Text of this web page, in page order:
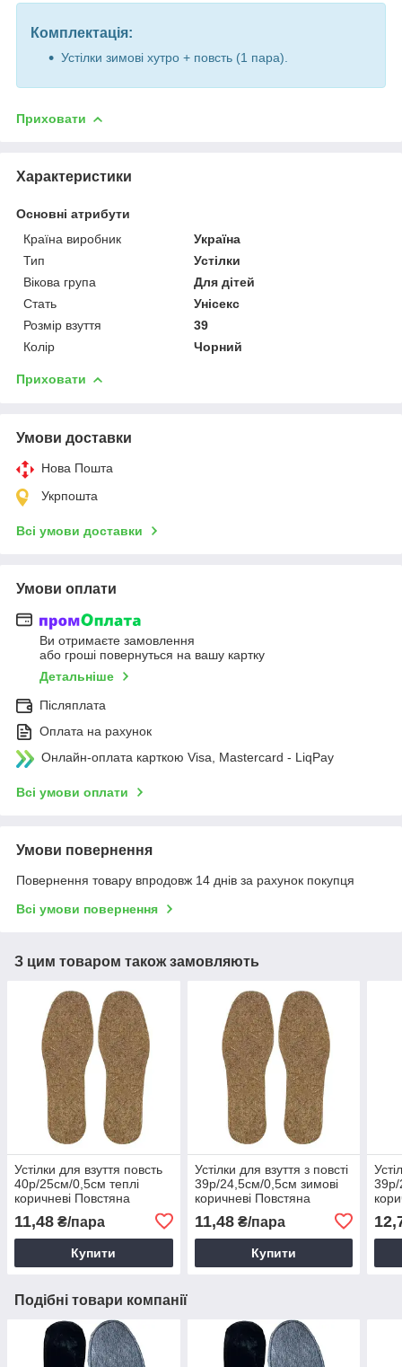
Комплектація:
Устілки зимові хутро + повсть (1 пара).
Приховати
Характеристики
Основні атрибути
Країна виробник
Україна
Тип
Устілки
Вікова група
Для дітей
Стать
Унісекс
Розмір взуття
39
Колір
Чорний
Приховати
Умови доставки
Нова Пошта
Укрпошта
Всі умови доставки
Умови оплати
Ви отримаєте замовлення
або гроші повернуться на вашу картку
Детальніше
Післяплата
Оплата на рахунок
Онлайн-оплата карткою Visa, Mastercard - LiqPay
Всі умови оплати
Умови повернення
Повернення товару впродовж 14 днів за рахунок покупця
Всі умови повернення
З цим товаром також замовляють
Устілки для взуття повсть
40р/25см/0,5см теплі
коричневі Повстяна
устілка чоловіча / жіноча
11,48 ₴/пара
Купити
Устілки для взуття з повсті
39р/24,5см/0,5см зимові
коричневі Повстяна
устілка чоловіча / жіноча
11,48₴/пара
Купити
39р/
Подібні товари компанії